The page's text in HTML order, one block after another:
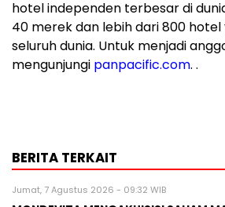
hotel independen terbesar di
40 merek dan lebih dari 800
seluruh dunia. Untuk menjadi
mengunjungi panpacific.com. .
BERITA TERKAIT
Jumat, 7 Agustus 2026 - 09:32 WIB